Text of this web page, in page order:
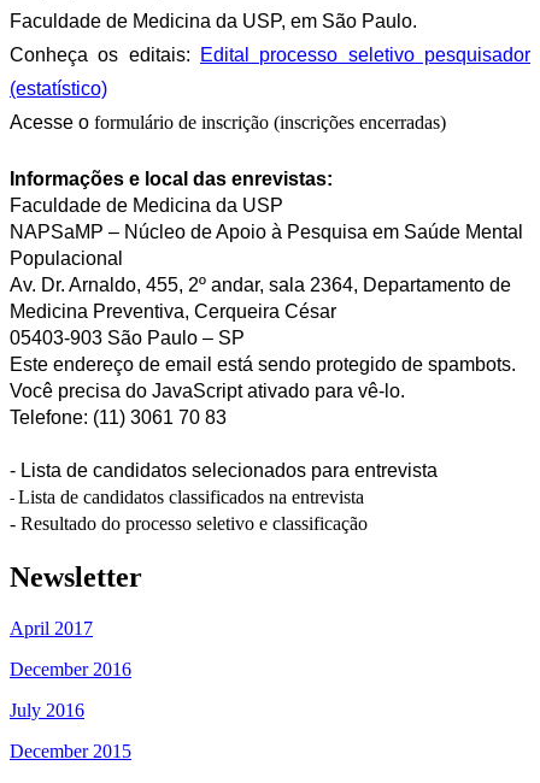
Faculdade de Medicina da USP, em São Paulo.
Conheça os editais:
Edital processo seletivo pesquisador
(estatístico)
Acesse o formulário de inscrição (inscrições encerradas)
Informações e local das enrevistas:
Faculdade de Medicina da USP
NAPSaMP – Núcleo de Apoio à Pesquisa em Saúde Mental
Populacional
Av. Dr. Arnaldo, 455, 2º andar, sala 2364, Departamento de
Medicina Preventiva, Cerqueira César
05403-903 São Paulo – SP
Este endereço de email está sendo protegido de spambots.
Você precisa do JavaScript ativado para vê-lo.
Telefone: (11) 3061 70 83
- Lista de candidatos selecionados para entrevista
- Lista de candidatos classificados na entrevista
- Resultado do processo seletivo e classificação
Newsletter
April 2017
December 2016
July 2016
December 2015